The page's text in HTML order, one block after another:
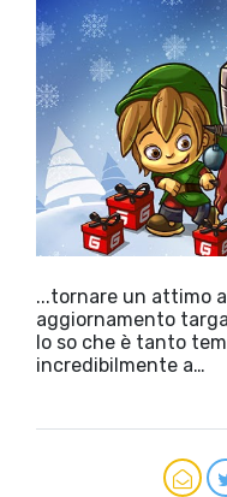
...tornare un attimo
aggiornamento
lo so che è tanto
incredibilmente a…